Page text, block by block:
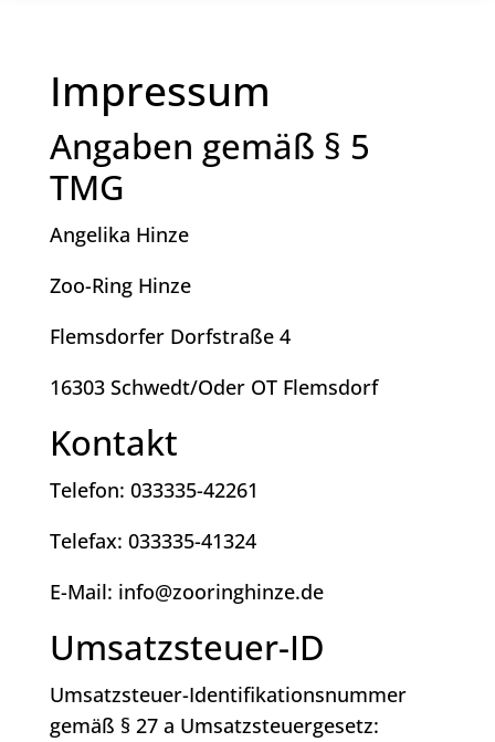
Impressum
Angaben gemäß § 5
TMG
Angelika Hinze
Zoo-Ring Hinze
Flemsdorfer Dorfstraße 4
16303 Schwedt/Oder OT Flemsdorf
Kontakt
Telefon: 033335-42261
Telefax: 033335-41324
E-Mail: info@zooringhinze.de
Umsatzsteuer-ID
Umsatzsteuer-Identifikationsnummer
gemäß § 27 a Umsatzsteuergesetz: